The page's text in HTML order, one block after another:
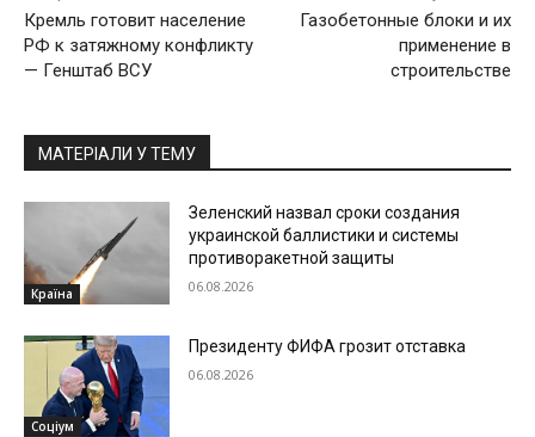
Кремль готовит население
РФ к затяжному конфликту
— Генштаб ВСУ
Газобетонные блоки и их
применение в
строительстве
МАТЕРІАЛИ У ТЕМУ
Країна
Зеленский назвал сроки создания
украинской баллистики и системы
противоракетной защиты
06.08.2026
Соціум
Президенту ФИФА грозит отставка
06.08.2026